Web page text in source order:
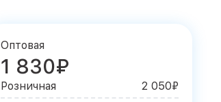
Оптовая
1 830₽
Розничная 2 050₽